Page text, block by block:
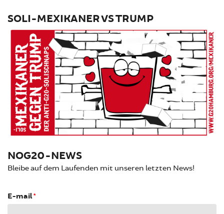
SOLI-MEXIKANER VS TRUMP
NOG20-NEWS
Bleibe auf dem Laufenden mit unseren letzten News!
E-mail*